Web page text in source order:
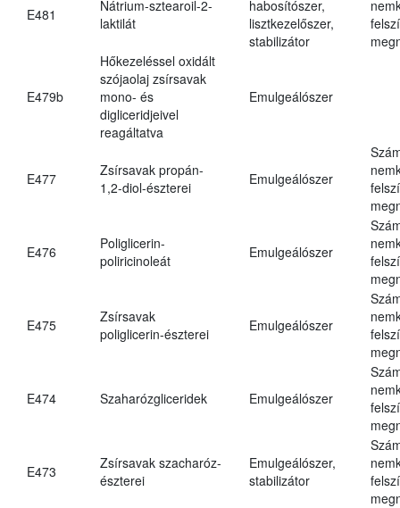
E481
Nátrium-sztearoil-2-
laktilát
habosítószer,
lisztkezelőszer,
stabilizátor
E479b
Hőkezeléssel oxidált
szójaolaj zsírsavak
mono- és
digliceridjeivel
reagáltatva
Emulgeálószer
E477
Zsírsavak propán-
1,2-diol-észterei
Emulgeálószer
E476
Poliglicerin-
poliricinoleát
Emulgeálószer
E475
Zsírsavak
poliglicerin-észterei
Emulgeálószer
E474 Szaharózgliceridek Emulgeálószer
E473
Zsírsavak szacharóz-
észterei
Emulgeálószer,
stabilizátor